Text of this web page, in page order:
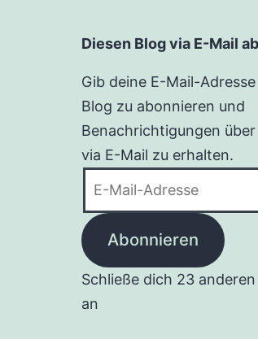
Diesen Blog via E-Mail
Gib deine E-Mail-
Blog zu abonnieren und
Benachrichtigungen
via E-Mail zu erhalten.
Adresse
Abonnieren
Schließe dich 23
an